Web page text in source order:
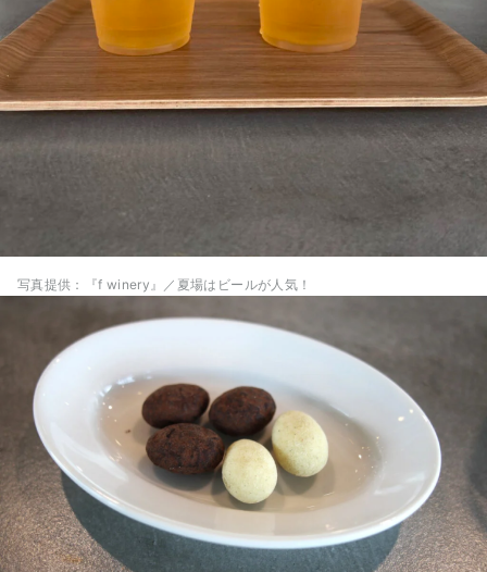
写真提供：『f winery』／夏場はビールが人気！